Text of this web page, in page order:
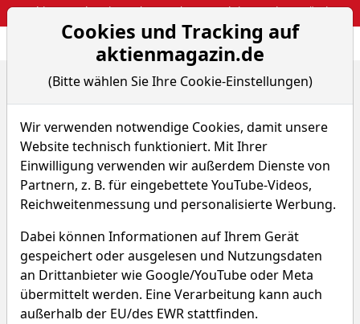
Webinar: So kassierst du trotzdem attraktive Optionsprämien
Aktien- und
Home Fonds
Fonds
0 A B C D E F G H I J K
M N T V
X Z
Cookies und Tracking auf
aktienmagazin.de
(Bitte wählen Sie Ihre Cookie-Einstellungen)
Wir verwenden notwendige Cookies, damit unsere
Website technisch funktioniert. Mit Ihrer
Einwilligung verwenden wir außerdem Dienste von
Partnern, z. B. für eingebettete YouTube-Videos,
Reichweitenmessung und personalisierte Werbung.
Dabei können Informationen auf Ihrem Gerät
gespeichert oder ausgelesen und Nutzungsdaten
an Drittanbieter wie Google/YouTube oder Meta
übermittelt werden. Eine Verarbeitung kann auch
außerhalb der EU/des EWR stattfinden.